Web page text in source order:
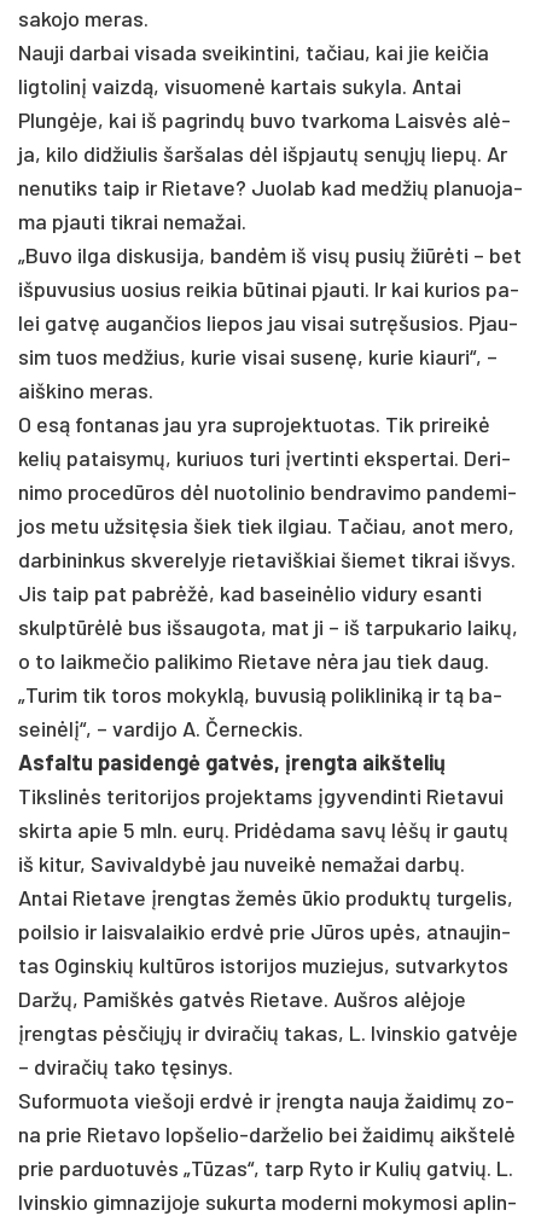
sa­ko­jo me­ras.
Nau­ji dar­bai vi­sa­da svei­kin­ti­ni, ta­čiau, kai jie kei­čia
lig­to­linį vaizdą, vi­suo­menė kar­tais su­ky­la. An­tai
Plungė­je, kai iš pa­grindų bu­vo tvar­ko­ma Laisvės alė­
ja, ki­lo did­žiu­lis šar­ša­las dėl išp­jautų senųjų liepų. Ar
ne­nu­tiks taip ir Rie­ta­ve? Juo­lab kad med­žių pla­nuo­ja­
ma pjau­ti tik­rai ne­ma­žai.
„Bu­vo il­ga dis­ku­si­ja, bandėm iš visų pu­sių žiūrė­ti – bet
iš­pu­vu­sius uo­sius rei­kia būti­nai pjau­ti. Ir kai ku­rios pa­
lei gatvę au­gan­čios lie­pos jau vi­sai su­tręšu­sios. Pjau­
sim tuos med­žius, ku­rie vi­sai su­senę, ku­rie kiau­ri“, –
aiš­ki­no me­ras.
O esą fon­ta­nas jau yra su­pro­jek­tuo­tas. Tik pri­reikė
ke­lių pa­tai­symų, ku­riuos tu­ri įver­tin­ti eks­per­tai. De­ri­
ni­mo pro­cedū­ros dėl nuo­to­li­nio bend­ra­vi­mo pan­de­mi­
jos me­tu už­sitę­sia šiek tiek il­giau. Ta­čiau, anot me­ro,
dar­bi­nin­kus skve­re­ly­je rie­ta­viš­kiai šie­met tik­rai iš­vys.
Jis taip pat pa­brėžė, kad ba­seinė­lio vi­du­ry esan­ti
skulptūrėlė bus iš­sau­go­ta, mat ji – iš tar­pu­ka­rio laikų,
o to laik­me­čio pa­li­ki­mo Rie­ta­ve nėra jau tiek daug.
„Tu­rim tik to­ros mo­kyklą, bu­vu­sią po­lik­li­niką ir tą ba­
seinėlį“, – var­di­jo A. Čer­nec­kis.
As­fal­tu pa­si­dengė gatvės, įreng­ta aikš­te­lių
Tiks­linės te­ri­to­ri­jos pro­jek­tams įgy­ven­din­ti Rie­ta­vui
skir­ta apie 5 mln. eurų. Pridė­da­ma savų lėšų ir gautų
iš ki­tur, Sa­vi­val­dybė jau nu­veikė ne­ma­žai darbų.
An­tai Rie­ta­ve įreng­tas žemės ūkio pro­duktų tur­ge­lis,
poil­sio ir lais­va­lai­kio erdvė prie Jūros upės, at­nau­jin­
tas Ogins­kių kultū­ros is­to­ri­jos mu­zie­jus, su­tvar­ky­tos
Daržų, Pa­miškės gatvės Rie­ta­ve. Auš­ros alė­jo­je
įreng­tas pėsčiųjų ir dvi­ra­čių ta­kas, L. Ivins­kio gatvė­je
– dvi­ra­čių ta­ko tęsi­nys.
Su­for­muo­ta vie­šo­ji erdvė ir įreng­ta nau­ja žai­dimų zo­
na prie Rie­ta­vo lop­še­lio-dar­že­lio bei žai­dimų aikš­telė
prie par­duo­tuvės „Tūzas“, tarp Ry­to ir Ku­lių gat­vių. L.
Ivins­kio gim­na­zi­jo­je su­kur­ta mo­der­ni mo­ky­mo­si ap­lin­